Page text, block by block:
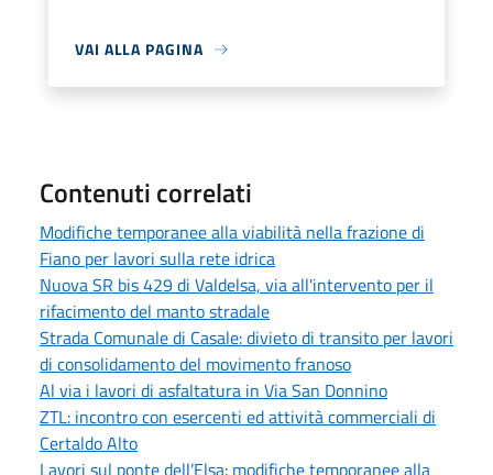
VAI ALLA PAGINA
Contenuti correlati
Modifiche temporanee alla viabilità nella frazione di
Fiano per lavori sulla rete idrica
Nuova SR bis 429 di Valdelsa, via all'intervento per il
rifacimento del manto stradale
Strada Comunale di Casale: divieto di transito per lavori
di consolidamento del movimento franoso
Al via i lavori di asfaltatura in Via San Donnino
ZTL: incontro con esercenti ed attività commerciali di
Certaldo Alto
Lavori sul ponte dell’Elsa: modifiche temporanee alla